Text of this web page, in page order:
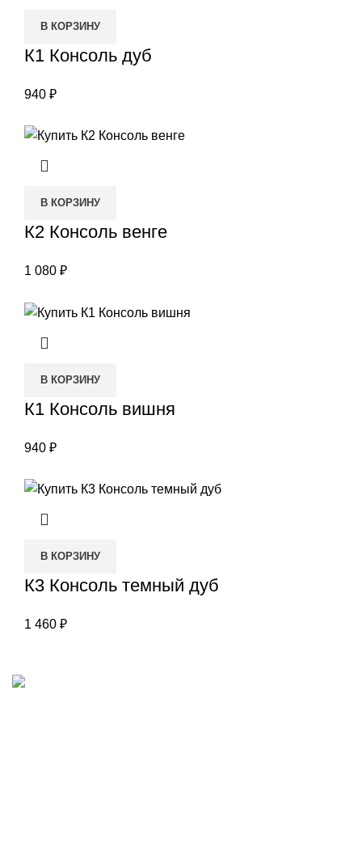
В КОРЗИНУ
К1 Консоль дуб
940 ₽
В КОРЗИНУ
К2 Консоль венге
1 080 ₽
В КОРЗИНУ
К1 Консоль вишня
940 ₽
В КОРЗИНУ
К3 Консоль темный дуб
1 460 ₽